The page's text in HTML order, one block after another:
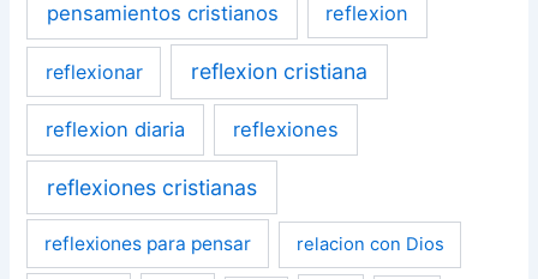
pensamientos cristianos reflexion
reflexionar reflexion cristiana
reflexion diaria reflexiones
reflexiones cristianas
reflexiones para pensar relacion con Dios